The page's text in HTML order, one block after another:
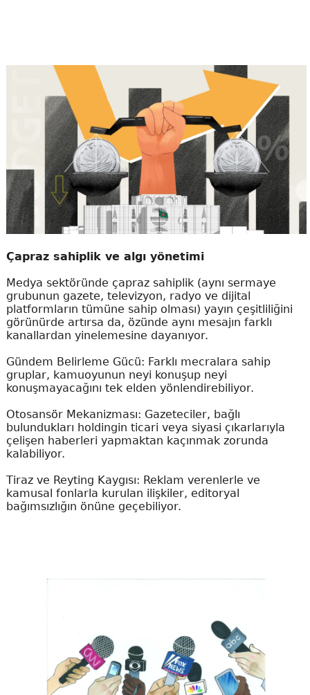
Çapraz sahiplik ve algı yönetimi
Medya sektöründe çapraz sahiplik (aynı sermaye
grubunun gazete, televizyon, radyo ve dijital
platformların tümüne sahip olması) yayın çeşitliliğini
görünürde artırsa da, özünde aynı mesajın farklı
kanallardan yinelemesine dayanıyor.
Gündem Belirleme Gücü: Farklı mecralara sahip
gruplar, kamuoyunun neyi konuşup neyi
konuşmayacağını tek elden yönlendirebiliyor.
Otosansör Mekanizması: Gazeteciler, bağlı
bulundukları holdingin ticari veya siyasi çıkarlarıyla
çelişen haberleri yapmaktan kaçınmak zorunda
kalabiliyor.
Tiraz ve Reyting Kaygısı: Reklam verenlerle ve
kamusal fonlarla kurulan ilişkiler, editoryal
bağımsızlığın önüne geçebiliyor.